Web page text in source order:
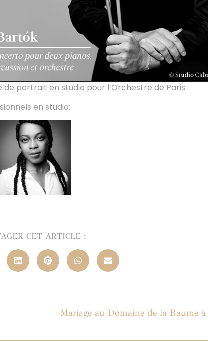
portrait en studio pour l’Orchestre de Paris
en studio:
CET ARTICLE :
Mariage au Domaine de la Baume